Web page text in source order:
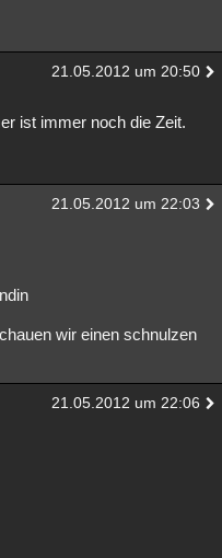
21.05.2012 um 20:50
ist immer noch die Zeit.
21.05.2012 um 22:03
wir einen schnulzen
21.05.2012 um 22:06